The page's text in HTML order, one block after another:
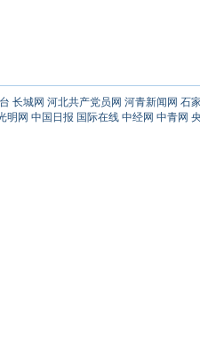
长城网 河北共产党员网 河青新闻网 石
明网 中国日报 国际在线 中经网 中青网